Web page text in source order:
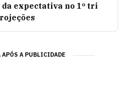
expectativa no 1º tri
A PUBLICIDADE